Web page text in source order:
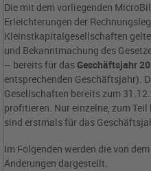
Die mit dem vorliegenden
Erleichterungen der
Kleinstkapitalgesellschaften
und Bekanntmachung des
– bereits für das Geschäftsjahr
entsprechenden Geschäftsjahr).
Gesellschaften bereits zum
profitieren. Nur einzelne, zum
sind erstmals für das
Im Folgenden werden die von
Änderungen dargestellt.